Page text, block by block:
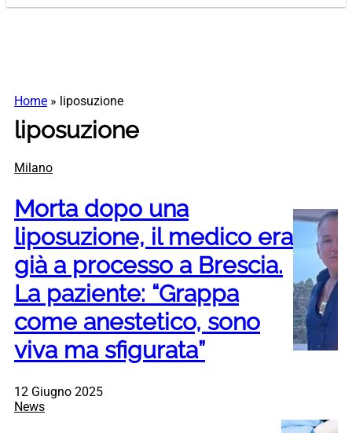
Home » liposuzione
liposuzione
Milano
Morta dopo una
liposuzione, il medico era
già a processo a Brescia.
La paziente: “Grappa
come anestetico, sono
viva ma sfigurata”
12 Giugno 2025
News